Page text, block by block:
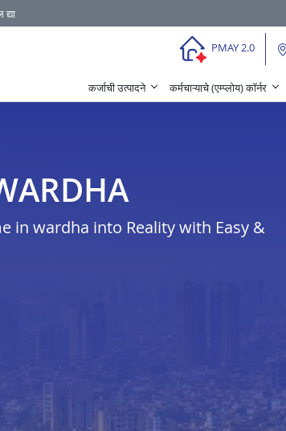
PMAY 2.0
कर्जाची उत्पादने कर्मचाऱ्याचे (एम्प्लोय) कॉर्नर
in wardha into Reality with Easy &